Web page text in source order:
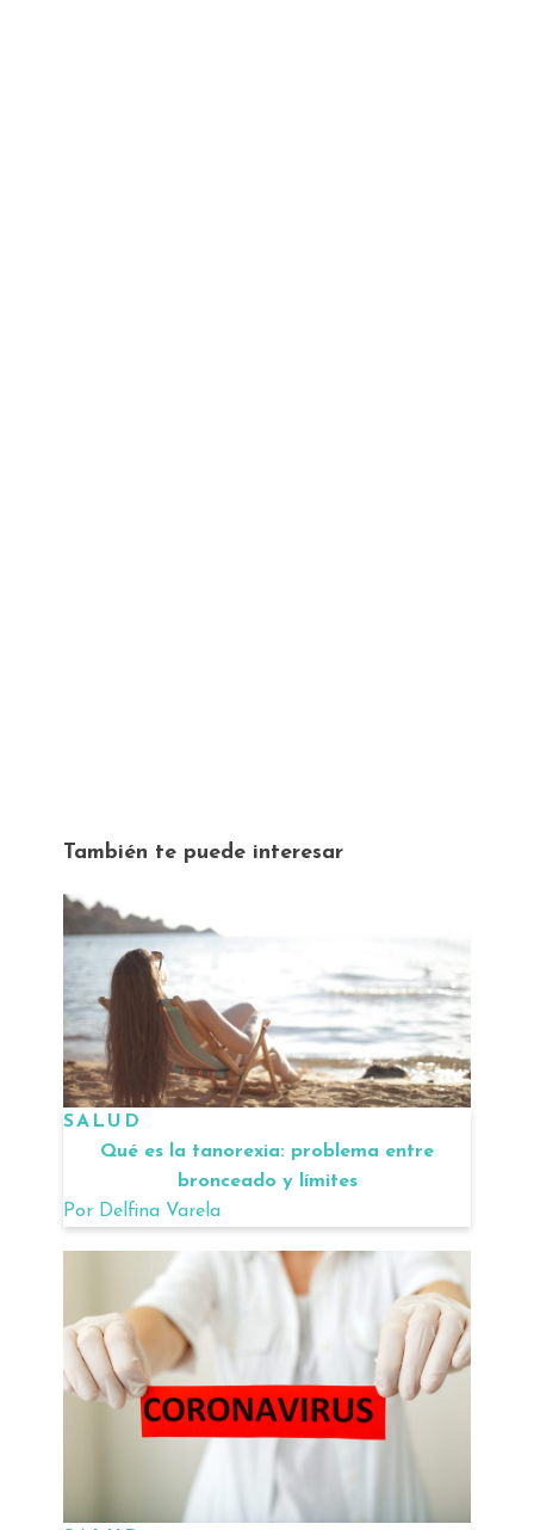
También te puede interesar
SALUD
Qué es la tanorexia: problema entre
bronceado y límites
Por Delfina Varela